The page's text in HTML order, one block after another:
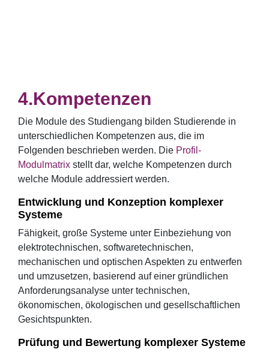
Kompetenzen
Die Module des Studiengang bilden Studierende in
unterschiedlichen Kompetenzen aus, die im
Folgenden beschrieben werden. Die Profil-
Modulmatrix stellt dar, welche Kompetenzen durch
welche Module addressiert werden.
Entwicklung und Konzeption komplexer
Systeme
Fähigkeit, große Systeme unter Einbeziehung von
elektrotechnischen, softwaretechnischen,
mechanischen und optischen Aspekten zu entwerfen
und umzusetzen, basierend auf einer gründlichen
Anforderungsanalyse unter technischen,
ökonomischen, ökologischen und gesellschaftlichen
Gesichtspunkten.
Prüfung und Bewertung komplexer Systeme